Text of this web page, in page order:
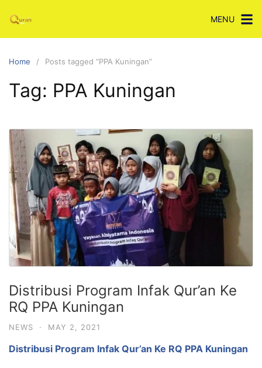
content
MENU
Home Posts tagged “PPA Kuningan”
Tag: PPA Kuningan
Distribusi Program Infak Qur’an Ke
RQ PPA Kuningan
NEWS · MAY 2, 2021
Distribusi Program Infak Qur’an Ke RQ PPA Kuningan